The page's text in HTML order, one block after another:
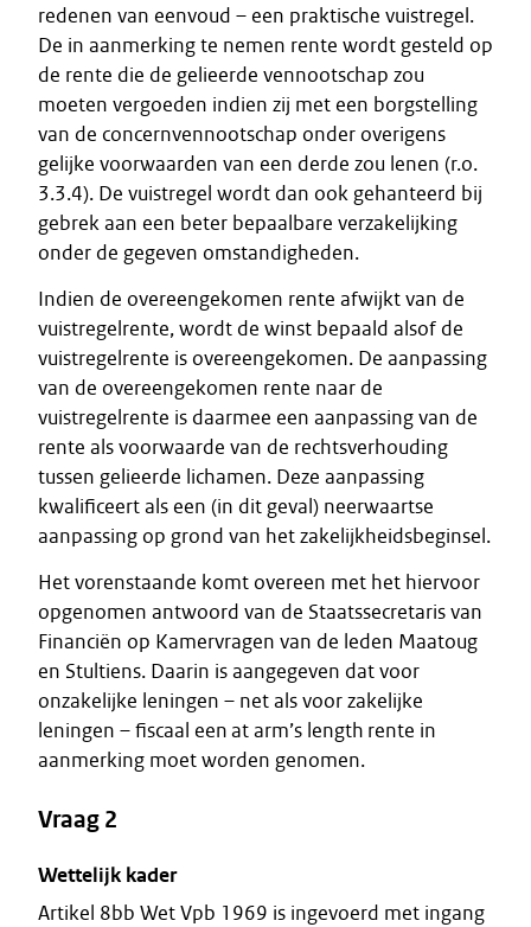
redenen van eenvoud – een praktische vuistregel.
De in aanmerking te nemen rente wordt gesteld op
de rente die de gelieerde vennootschap zou
moeten vergoeden indien zij met een borgstelling
van de concernvennootschap onder overigens
gelijke voorwaarden van een derde zou lenen (r.o.
3.3.4). De vuistregel wordt dan ook gehanteerd bij
gebrek aan een beter bepaalbare verzakelijking
onder de gegeven omstandigheden.
Indien de overeengekomen rente afwijkt van de
vuistregelrente, wordt de winst bepaald alsof de
vuistregelrente is overeengekomen. De aanpassing
van de overeengekomen rente naar de
vuistregelrente is daarmee een aanpassing van de
rente als voorwaarde van de rechtsverhouding
tussen gelieerde lichamen. Deze aanpassing
kwalificeert als een (in dit geval) neerwaartse
aanpassing op grond van het zakelijkheidsbeginsel.
Het vorenstaande komt overeen met het hiervoor
opgenomen antwoord van de Staatssecretaris van
Financiën op Kamervragen van de leden Maatoug
en Stultiens. Daarin is aangegeven dat voor
onzakelijke leningen – net als voor zakelijke
leningen – fiscaal een at arm’s length rente in
aanmerking moet worden genomen.
Vraag 2
Wettelijk kader
Artikel 8bb Wet Vpb 1969 is ingevoerd met ingang